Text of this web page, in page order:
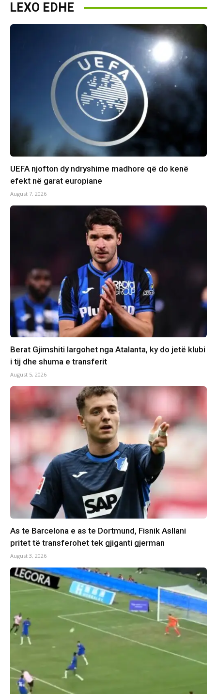
LEXO EDHE
UEFA njofton dy ndryshime madhore që do kenë
efekt në garat europiane
August 7, 2026
Berat Gjimshiti largohet nga Atalanta, ky do jetë klubi
i tij dhe shuma e transferit
August 5, 2026
As te Barcelona e as te Dortmund, Fisnik Asllani
pritet të transferohet tek gjiganti gjerman
August 3, 2026